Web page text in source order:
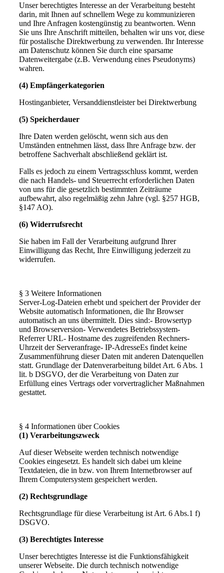
Unser berechtigtes Interesse an der Verarbeitung besteht
darin, mit Ihnen auf schnellem Wege zu kommunizieren
und Ihre Anfragen kostengünstig zu beantworten. Wenn
Sie uns Ihre Anschrift mitteilen, behalten wir uns vor, diese
für postalische Direktwerbung zu verwenden. Ihr Interesse
am Datenschutz können Sie durch eine sparsame
Datenweitergabe (z.B. Verwendung eines Pseudonyms)
wahren.
(4) Empfängerkategorien
Hostinganbieter, Versanddienstleister bei Direktwerbung
(5) Speicherdauer
Ihre Daten werden gelöscht, wenn sich aus den
Umständen entnehmen lässt, dass Ihre Anfrage bzw. der
betroffene Sachverhalt abschließend geklärt ist.
Falls es jedoch zu einem Vertragsschluss kommt, werden
die nach Handels- und Steuerrecht erforderlichen Daten
von uns für die gesetzlich bestimmten Zeiträume
aufbewahrt, also regelmäßig zehn Jahre (vgl. §257 HGB,
§147 AO).
(6) Widerrufsrecht
Sie haben im Fall der Verarbeitung aufgrund Ihrer
Einwilligung das Recht, Ihre Einwilligung jederzeit zu
widerrufen.
§ 3 Weitere Informationen
Server-Log-Dateien erhebt und speichert der Provider der
Website automatisch Informationen, die Ihr Browser
automatisch an uns übermittelt. Dies sind:- Browsertyp
und Browserversion- Verwendetes Betriebssystem-
Referrer URL- Hostname des zugreifenden Rechners-
Uhrzeit der Serveranfrage- IP-AdresseEs findet keine
Zusammenführung dieser Daten mit anderen Datenquellen
statt. Grundlage der Datenverarbeitung bildet Art. 6 Abs. 1
lit. b DSGVO, der die Verarbeitung von Daten zur
Erfüllung eines Vertrags oder vorvertraglicher Maßnahmen
gestattet.
§ 4 Informationen über Cookies
(1) Verarbeitungszweck
Auf dieser Webseite werden technisch notwendige
Cookies eingesetzt. Es handelt sich dabei um kleine
Textdateien, die in bzw. von Ihrem Internetbrowser auf
Ihrem Computersystem gespeichert werden.
(2) Rechtsgrundlage
Rechtsgrundlage für diese Verarbeitung ist Art. 6 Abs.1 f)
DSGVO.
(3) Berechtigtes Interesse
Unser berechtigtes Interesse ist die Funktionsfähigkeit
unserer Webseite. Die durch technisch notwendige